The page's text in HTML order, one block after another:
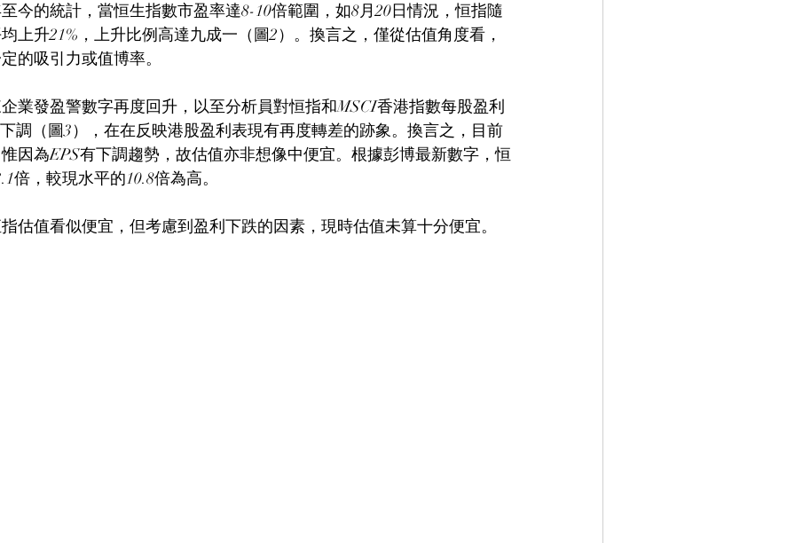
今的統計，當恒生指數市盈率達8-10倍範圍，如8月20日情況，恒指隨
上升21%，上升比例高達九成一（圖2）。換言之，僅從估值角度看，
的吸引力或值博率。
業發盈警數字再度回升，以至分析員對恒指和MSCI香港指數每股盈利
調（圖3），在在反映港股盈利表現有再度轉差的跡象。換言之，目前
因為EPS有下調趨勢，故估值亦非想像中便宜。根據彭博最新數字，恒
倍，較現水平的10.8倍為高。
估值看似便宜，但考慮到盈利下跌的因素，現時估值未算十分便宜。